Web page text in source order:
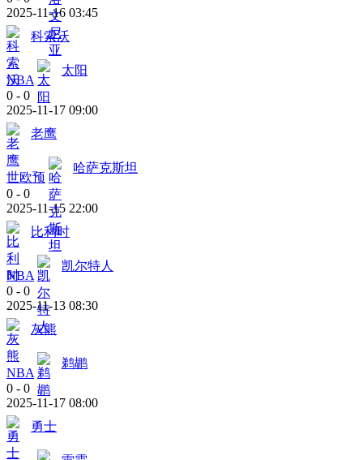
2025-11-16 03:45
科索沃
NBA
太阳
0 - 0
2025-11-17 09:00
老鹰
世欧预
哈萨克斯坦
0 - 0
2025-11-15 22:00
比利时
NBA
凯尔特人
0 - 0
2025-11-13 08:30
灰熊
NBA
鹈鹕
0 - 0
2025-11-17 08:00
勇士